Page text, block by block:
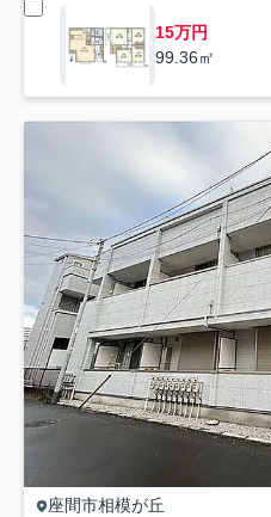
15万円
99.36㎡
座間市相模が丘